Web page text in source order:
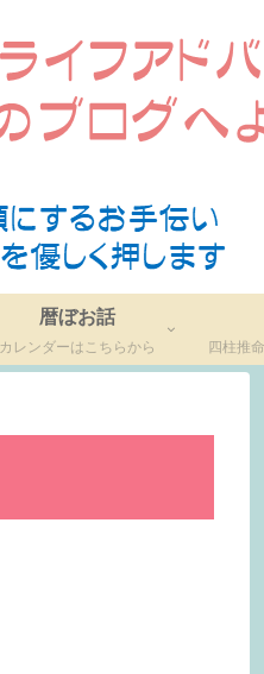
暦ぼお話
カレンダーはこちらから
四柱推